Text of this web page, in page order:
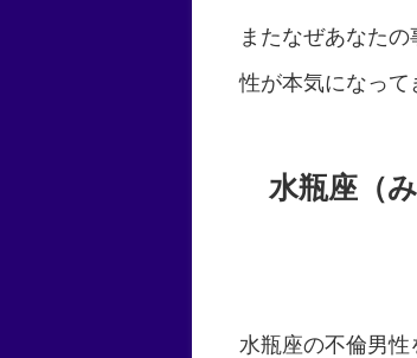
またなぜあなた
性が本気になって
水瓶座（
水瓶座の不倫男